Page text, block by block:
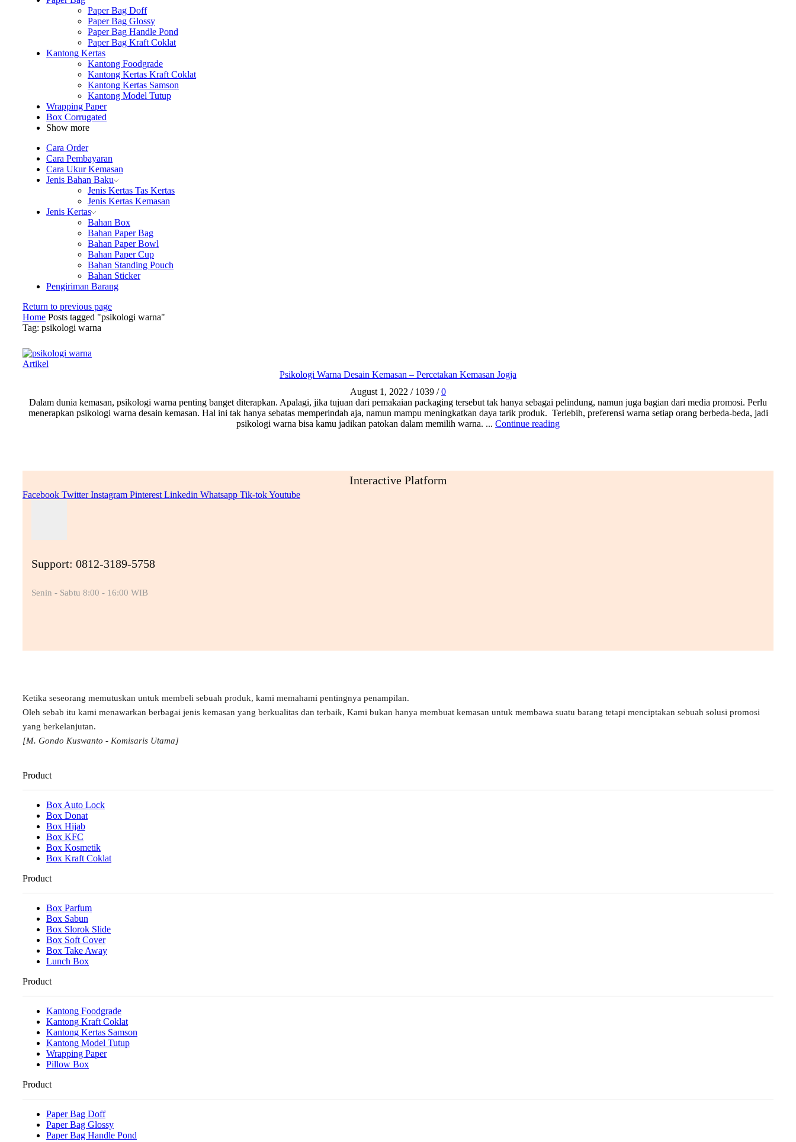
Paper Bag Doff
Paper Bag Glossy
Paper Bag Handle Pond
Paper Bag Kraft Coklat
Kantong Kertas
Kantong Foodgrade
Kantong Kertas Kraft Coklat
Kantong Kertas Samson
Kantong Model Tutup
Wrapping Paper
Box Corrugated
Show more
Cara Order
Cara Pembayaran
Cara Ukur Kemasan
Jenis Bahan Baku
Jenis Kertas Tas Kertas
Jenis Kertas Kemasan
Jenis Kertas
Bahan Box
Bahan Paper Bag
Bahan Paper Bowl
Bahan Paper Cup
Bahan Standing Pouch
Bahan Sticker
Pengiriman Barang
Return to previous page
Home Posts tagged "psikologi warna"
Tag: psikologi warna
Artikel
Psikologi Warna Desain Kemasan – Percetakan Kemasan Jogja
August 1, 2022 / 1039 / 0
Dalam dunia kemasan, psikologi warna penting banget diterapkan. Apalagi, jika tujuan dari pemakaian packaging tersebut tak hanya sebagai pelindung, namun juga bagian dari media promosi. Perlu
menerapkan psikologi warna desain kemasan. Hal ini tak hanya sebatas memperindah aja, namun mampu meningkatkan daya tarik produk. Terlebih, preferensi warna setiap orang berbeda-beda, jadi
psikologi warna bisa kamu jadikan patokan dalam memilih warna. ... Continue reading
Interactive Platform
Facebook Twitter Instagram Pinterest Linkedin Whatsapp Tik-tokYoutube
Support: 0812-3189-5758
Senin - Sabtu 8:00 - 16:00 WIB
Ketika seseorang memutuskan untuk membeli sebuah produk, kami memahami pentingnya penampilan.
Oleh sebab itu kami menawarkan berbagai jenis kemasan yang berkualitas dan terbaik, Kami bukan hanya membuat kemasan untuk membawa suatu barang tetapi menciptakan sebuah solusi promosi
yang berkelanjutan.
[M. Gondo Kuswanto - Komisaris Utama]
Product
Box Auto Lock
Box Donat
Box Hijab
Box KFC
Box Kosmetik
Box Kraft Coklat
Product
Box Parfum
Box Sabun
Box Slorok Slide
Box Soft Cover
Box Take Away
Lunch Box
Product
Kantong Foodgrade
Kantong Kraft Coklat
Kantong Kertas Samson
Kantong Model Tutup
Wrapping Paper
Pillow Box
Product
Paper Bag Doff
Paper Bag Glossy
Paper Bag Handle Pond